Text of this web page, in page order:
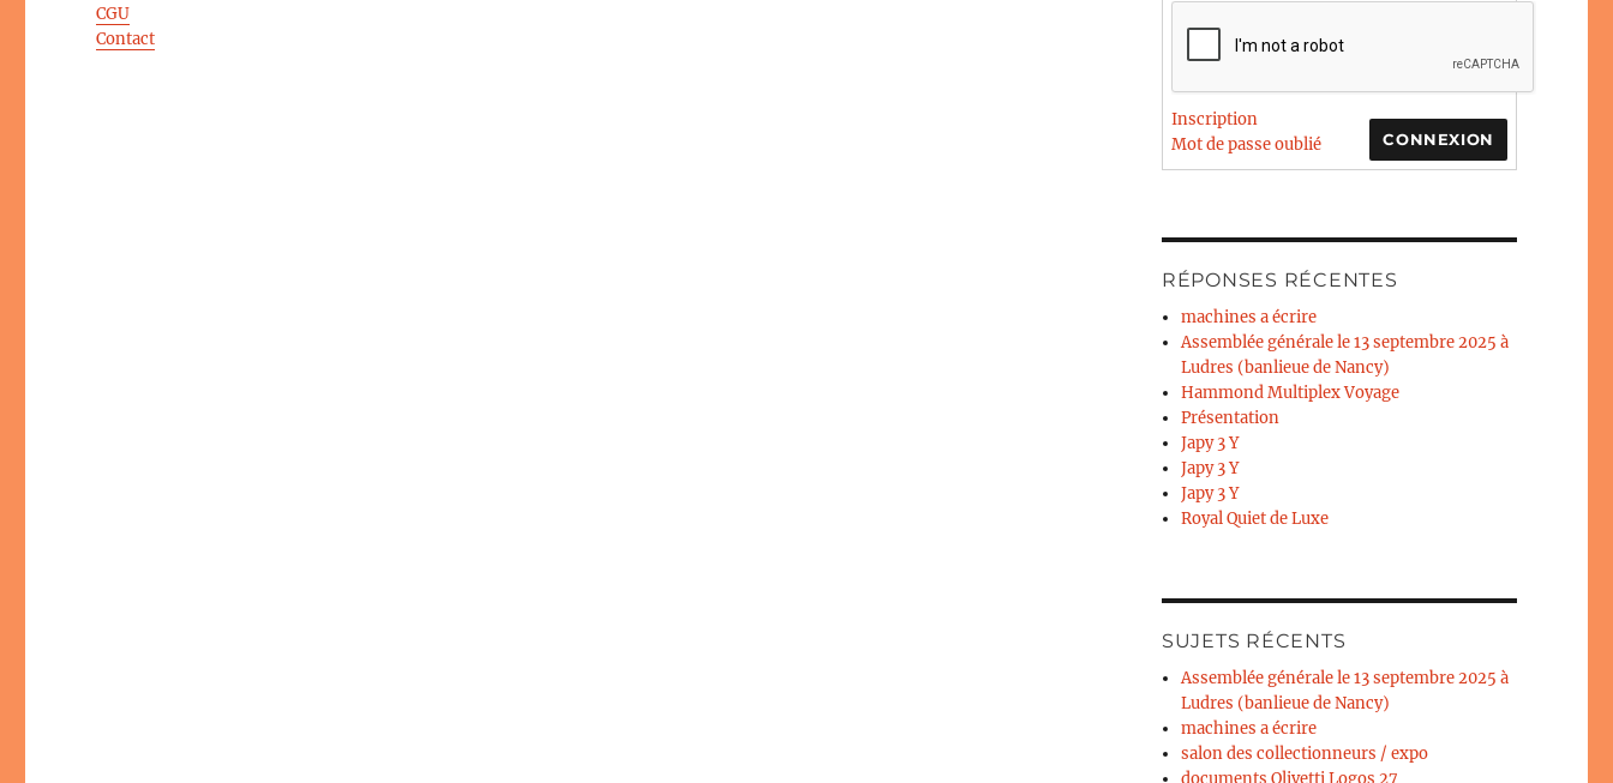
CGU
Contact
CONNEXION
Inscription
Mot de passe oublié
RÉPONSES RÉCENTES
machines a écrire
Assemblée générale le 13 septembre 2025 à
Ludres (banlieue de Nancy)
Hammond Multiplex Voyage
Présentation
Japy 3 Y
Japy 3 Y
Japy 3 Y
Royal Quiet de Luxe
SUJETS RÉCENTS
Assemblée générale le 13 septembre 2025 à
Ludres (banlieue de Nancy)
machines a écrire
salon des collectionneurs / expo
documents Olivetti Logos 27